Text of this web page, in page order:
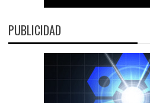
PUBLICIDAD